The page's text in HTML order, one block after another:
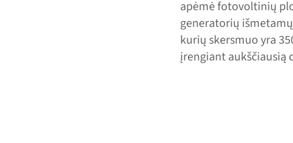
apėmė fotovoltinių
generatorių
kurių skersmuo yra
įrengiant aukščiausią